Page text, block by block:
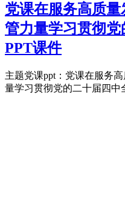
党课在服务高质
管力量学习贯彻
PPT课件
主题党课ppt：党课在服务
量学习贯彻党的二十届四中